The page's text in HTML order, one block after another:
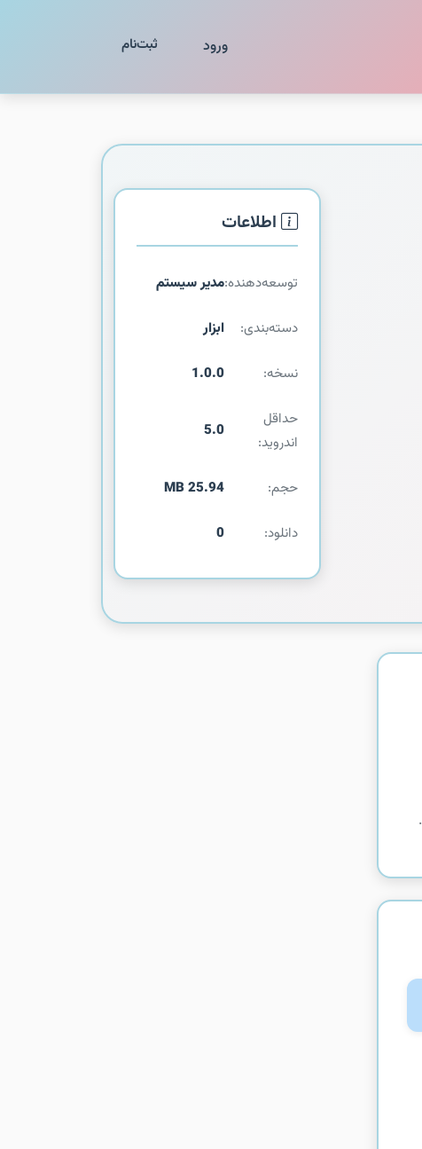
ورود ثبت‌نام
اطلاعات
توسعه‌دهنده:مدیر سیستم
دسته‌بندی: ابزار
نسخه: 1.0.0
حداقل
اندروید:
5.0
حجم: 25.94 MB
دانلود: 0